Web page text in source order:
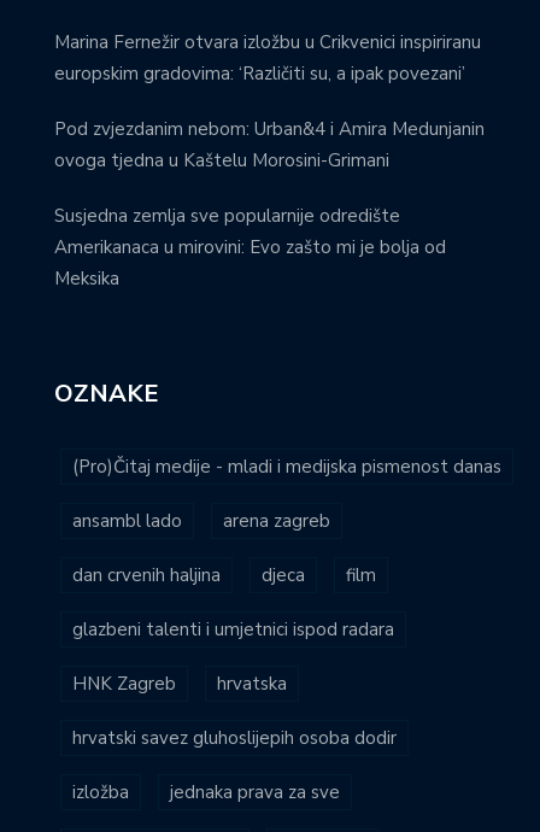
Marina Fernežir otvara izložbu u Crikvenici inspiriranu
europskim gradovima: ‘Različiti su, a ipak povezani’
Pod zvjezdanim nebom: Urban&4 i Amira Medunjanin
ovoga tjedna u Kaštelu Morosini-Grimani
Susjedna zemlja sve popularnije odredište
Amerikanaca u mirovini: Evo zašto mi je bolja od
Meksika
OZNAKE
(Pro)Čitaj medije - mladi i medijska pismenost danas
ansambl lado arena zagreb
dan crvenih haljina djeca film
glazbeni talenti i umjetnici ispod radara
HNK Zagreb hrvatska
hrvatski savez gluhoslijepih osoba dodir
izložba jednaka prava za sve